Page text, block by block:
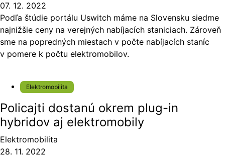
07. 12. 2022
Podľa štúdie portálu Uswitch máme na Slovensku siedme
najnižšie ceny na verejných nabíjacích staniciach. Zároveň
sme na popredných miestach v počte nabíjacích staníc
v pomere k počtu elektromobilov.
Elektromobilita
Policajti dostanú okrem plug-in
hybridov aj elektromobily
Elektromobilita
28. 11. 2022